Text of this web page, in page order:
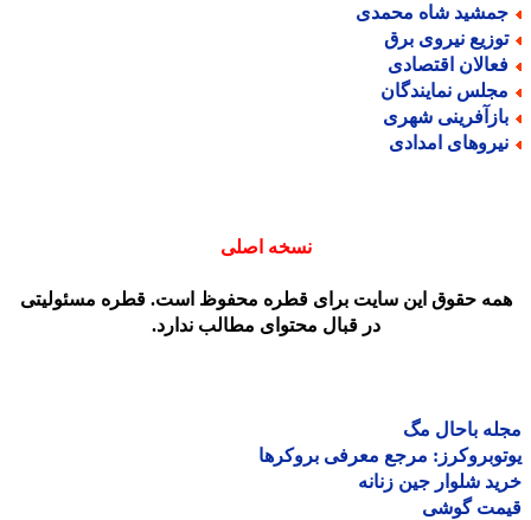
شاه محمدی
نیروی برق
اقتصادی
نمایندگان
شهری
امدادی
نسخه اصلی
حقوق این سایت برای قطره محفوظ است. قطره مسئولیتی
در قبال محتوای مطالب ندارد.
باحال مگ
مرجع معرفی بروکرها
شلوار جین زنانه
گوشی